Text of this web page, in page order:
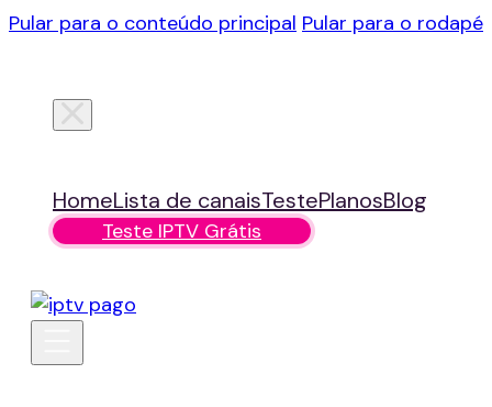
Pular para o conteúdo principal Pular para o rodapé
HomeLista de canaisTestePlanosBlog
Teste IPTV Grátis